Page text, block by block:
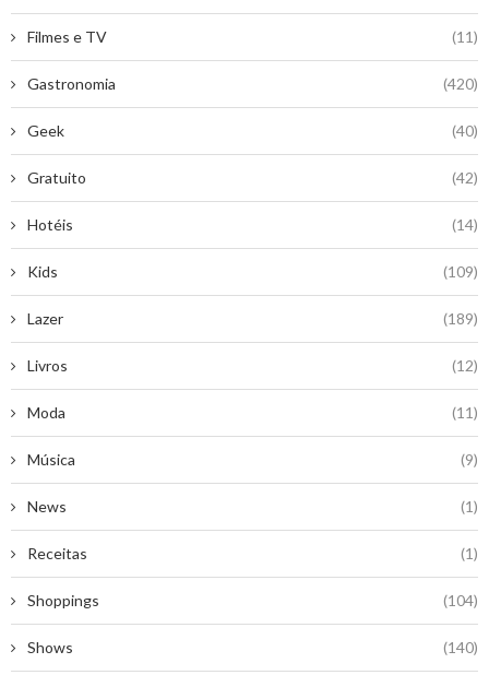
Filmes e TV (11)
Gastronomia (420)
Geek (40)
Gratuito (42)
Hotéis (14)
Kids (109)
Lazer (189)
Livros (12)
Moda (11)
Música (9)
News (1)
Receitas (1)
Shoppings (104)
Shows (140)